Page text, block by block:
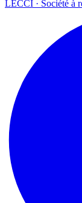
LECCI · Société à